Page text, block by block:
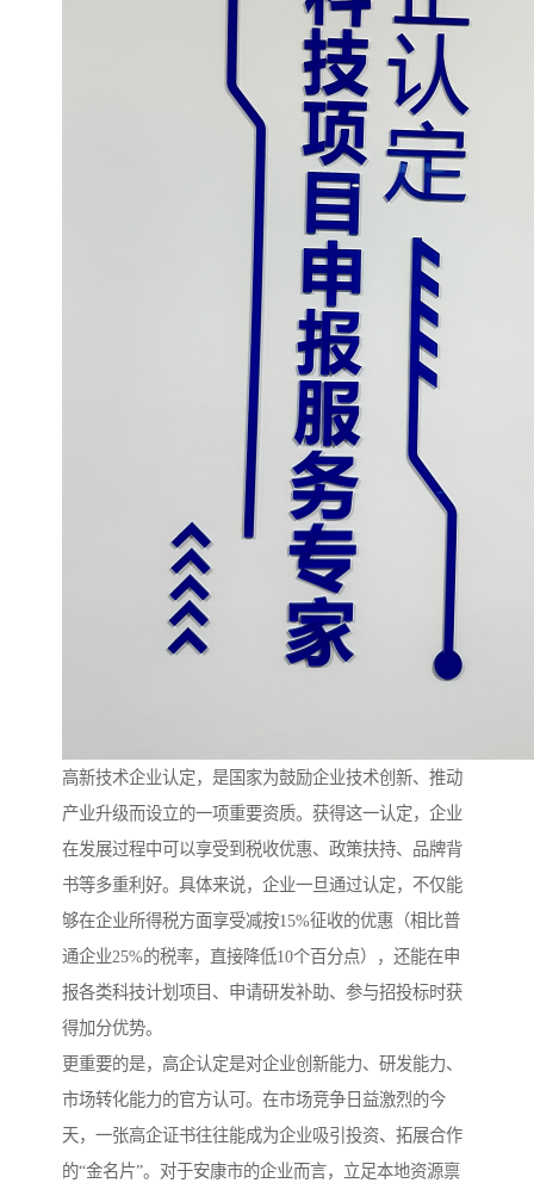
高新技术企业认定，是国家为鼓励企业技术创新、推动
产业升级而设立的一项重要资质。获得这一认定，企业
在发展过程中可以享受到税收优惠、政策扶持、品牌背
书等多重利好。具体来说，企业一旦通过认定，不仅能
够在企业所得税方面享受减按15%征收的优惠（相比普
通企业25%的税率，直接降低10个百分点），还能在申
报各类科技计划项目、申请研发补助、参与招投标时获
得加分优势。
更重要的是，高企认定是对企业创新能力、研发能力、
市场转化能力的官方认可。在市场竞争日益激烈的今
天，一张高企证书往往能成为企业吸引投资、拓展合作
的“金名片”。对于安康市的企业而言，立足本地资源禀